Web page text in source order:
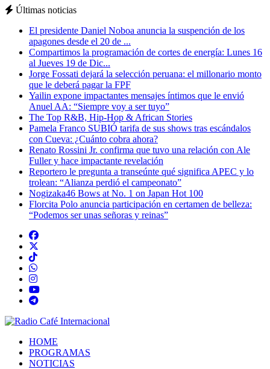
Últimas noticias
El presidente Daniel Noboa anuncia la suspención de los
apagones desde el 20 de ...
Compartimos la programación de cortes de energía: Lunes 16
al Jueves 19 de Dic...
Jorge Fossati dejará la selección peruana: el millonario monto
que le deberá pagar la FPF
Yailin expone impactantes mensajes íntimos que le envió
Anuel AA: “Siempre voy a ser tuyo”
The Top R&B, Hip-Hop & African Stories
Pamela Franco SUBIÓ tarifa de sus shows tras escándalos
con Cueva: ¿Cuánto cobra ahora?
Renato Rossini Jr. confirma que tuvo una relación con Ale
Fuller y hace impactante revelación
Reportero le pregunta a transeúnte qué significa APEC y lo
trolean: “Alianza perdió el campeonato”
Nogizaka46 Bows at No. 1 on Japan Hot 100
Florcita Polo anuncia participación en certamen de belleza:
“Podemos ser unas señoras y reinas”
HOME
PROGRAMAS
NOTICIAS